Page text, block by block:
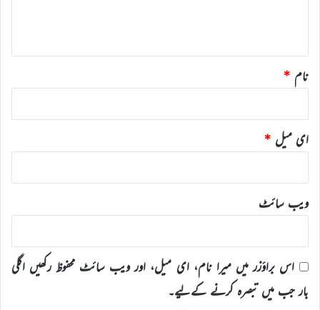
نام *
ای میل *
ویب‌ سائٹ
اس براؤزر میں میرا نام، ای میل، اور ویب سائٹ محفوظ رکھیں اگلی
بار جب میں تبصرہ کرنے کےلیے۔